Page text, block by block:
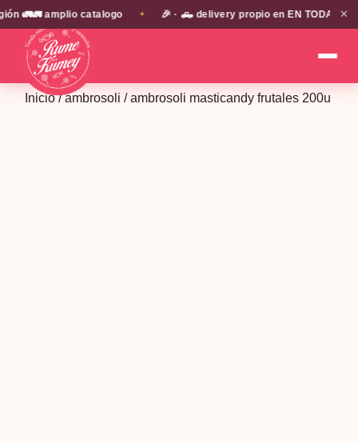
🚛🚛 amplio catalogo ✦ 🎉 · 🛻 delivery propio en EN TODA LA ✕
Inicio/ambrosoli / ambrosoli masticandy frutales 200u